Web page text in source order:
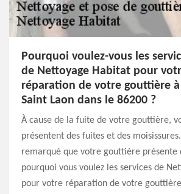
Pourquoi voulez-vous les
de Nettoyage Habitat pour
réparation de votre gouttière à
Saint Laon dans le 86200 ?
À cause de la fuite de votre gouttière,
présentent des fuites et des
remarqué que votre gouttière présente
pourquoi vous voulez les services de
pour votre réparation de votre